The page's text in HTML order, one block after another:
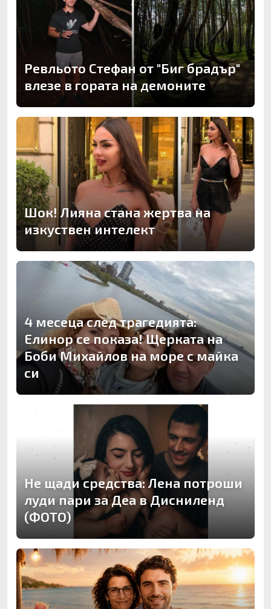
Ревльото Стефан от "Биг брадър"
влезе в гората на демоните
Шок! Лияна стана жертва на
изкуствен интелект
4 месеца след трагедията:
Елинор се показа! Щерката на
Боби Михайлов на море с майка
си
Не щади средства: Лена потроши
луди пари за Деа в Дисниленд
(ФОТО)